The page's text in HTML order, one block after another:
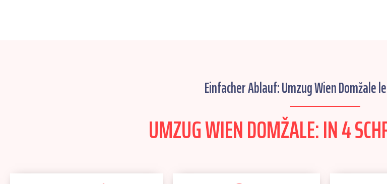
Einfacher Ablauf: Umzug Wien Domžale
UMZUG WIEN DOMŽALE: IN 4